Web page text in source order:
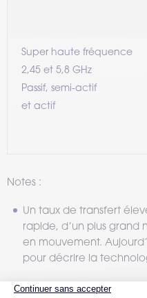
Super haute fréquence
2,45 et 5,8 GHz
Passif, semi-actif
et actif
Notes :
Un taux de transfert
rapide, d’un plus
en mouvement.
pour décrire la